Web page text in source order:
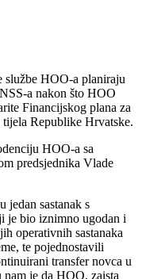
službe HOO-a planiraju
a nakon što HOO
Financijskog plana za
Republike Hrvatske.
HOO-a sa
predsjednika Vlade
jedan sastanak s
je bio iznimno ugodan i
operativnih sastanaka
te pojednostavili
transfer novca u
je da HOO, zaista